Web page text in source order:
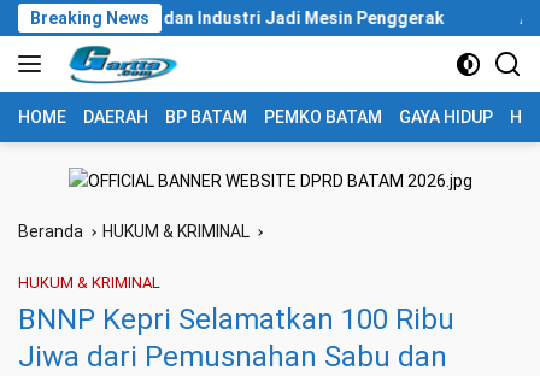
Langsung
ke
konten
Breaking News
dan Industri Jadi Mesin Penggerak Aktivis Ungkap
HOME DAERAH BP BATAM PEMKO BATAM GAYA HIDUP
Beranda HUKUM & KRIMINAL
HUKUM & KRIMINAL
BNNP Kepri Selamatkan 100 Ribu
Jiwa dari Pemusnahan Sabu dan